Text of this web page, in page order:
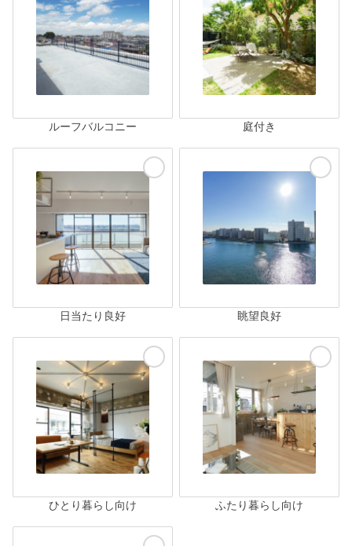
ルーフバルコニー 庭付き
日当たり良好 眺望良好
ひとり暮らし向け ふたり暮らし向け